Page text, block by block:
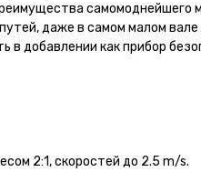
даже в самом малом
в добавлении как прибор
2:1, скоростей до 2.5 m/s.